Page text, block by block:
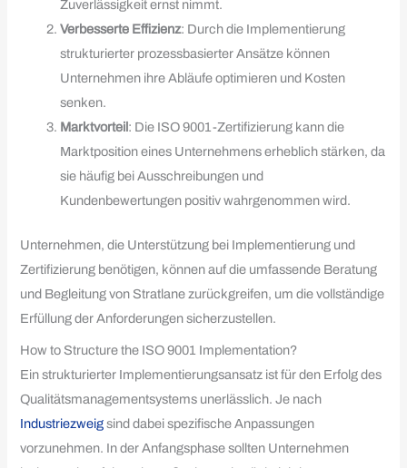
Zuverlässigkeit ernst nimmt.
Verbesserte Effizienz: Durch die Implementierung
strukturierter prozessbasierter Ansätze können
Unternehmen ihre Abläufe optimieren und Kosten
senken.
Marktvorteil : Die ISO 9001-Zertifizierung kann die
Marktposition eines Unternehmens erheblich stärken, da
sie häufig bei Ausschreibungen und
Kundenbewertungen positiv wahrgenommen wird.
Unternehmen, die Unterstützung bei Implementierung und
Zertifizierung benötigen, können auf die umfassende Beratung
und Begleitung von Stratlane zurückgreifen, um die vollständige
Erfüllung der Anforderungen sicherzustellen.
How to Structure the ISO 9001 Implementation?
Ein strukturierter Implementierungsansatz ist für den Erfolg des
Qualitätsmanagementsystems unerlässlich. Je nach
Industriezweigsind dabei spezifische Anpassungen
vorzunehmen. In der Anfangsphase sollten Unternehmen